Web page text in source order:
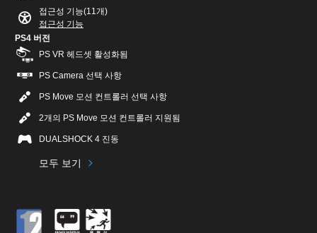
접근성 기능(11개)
접근성 기능
PS4 버전
PS VR 헤드셋 활성화됨
PS Camera 선택 사항
PS Move 모션 컨트롤러 선택 사항
2개의 PS Move 모션 컨트롤러 지원됨
DUALSHOCK 4 진동
모두 보기